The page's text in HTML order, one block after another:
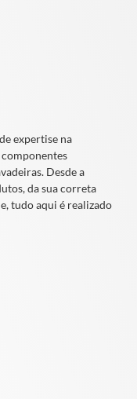
expertise na
Desde a
da sua correta
tudo aqui é realizado